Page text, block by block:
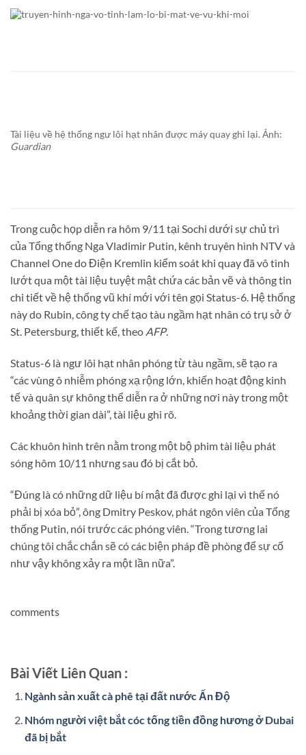
Tài liệu về hệ thống ngư lôi hạt nhân được máy quay ghi lại. Ảnh:
Guardian
Trong cuộc họp diễn ra hôm 9/11 tại Sochi dưới sự chủ trì
của Tổng thống Nga Vladimir Putin, kênh truyên hình NTV và
Channel One do Điện Kremlin kiểm soát khi quay đã vô tình
lướt qua một tài liệu tuyệt mật chứa các bản vẽ và thông tin
chi tiết về hệ thống vũ khí mới với tên gọi Status-6. Hệ thống
này do Rubin, công ty chế tạo tàu ngầm hạt nhân có trụ sở ở
St. Petersburg, thiết kế, theo AFP.
Status-6 là ngư lôi hạt nhân phóng từ tàu ngầm, sẽ tạo ra
“các vùng ô nhiễm phóng xạ rộng lớn, khiến hoạt động kinh
tế và quân sự không thể diễn ra ở những nơi này trong một
khoảng thời gian dài”, tài liệu ghi rõ.
Các khuôn hình trên nằm trong một bộ phim tài liệu phát
sóng hôm 10/11 nhưng sau đó bị cắt bỏ.
“Đúng là có những dữ liệu bí mật đã được ghi lại vì thế nó
phải bị xóa bỏ”, ông Dmitry Peskov, phát ngôn viên của Tổng
thống Putin, nói trước các phóng viên. “Trong tương lai
chúng tôi chắc chắn sẽ có các biện pháp đề phòng để sự cố
như vậy không xảy ra một lần nữa”.
comments
Bài Viết Liên Quan :
Ngành sản xuất cà phê tại đất nước Ấn Độ
Nhóm người việt bắt cóc tống tiền đồng hương ở Dubai
đã bị bắt